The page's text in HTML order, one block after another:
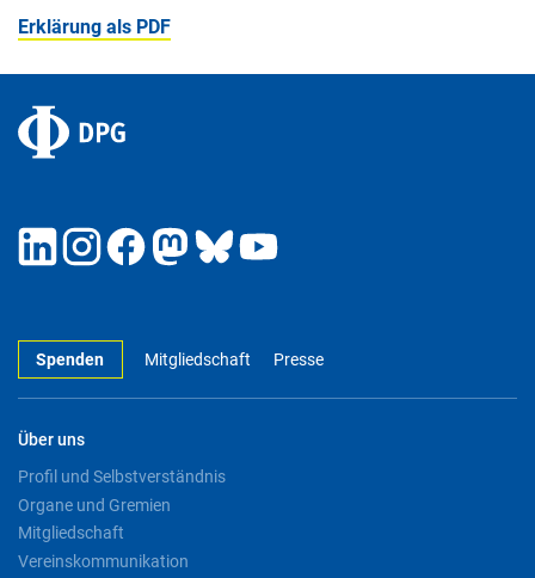
Erklärung als PDF
Spenden Mitgliedschaft Presse
Über uns
Profil und Selbstverständnis
Organe und Gremien
Mitgliedschaft
Vereinskommunikation